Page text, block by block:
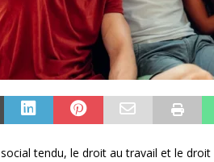
tendu, le droit au travail et le